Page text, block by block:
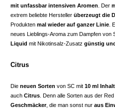
mit unfassbar intensiven Aromen . Der
extrem beliebte Hersteller überzeugt die
Produkten mal wieder auf ganzer Linie .
neues Lieblings-Aroma zum Dampfen von
Liquid mit Nikotinsalz-Zusatz günstig
Citrus
Die neuen Sorten von SC mit 10 ml Inhalt
auch Citrus . Denn alle Sorten aus der
Geschmäcker, die man sonst nur aus